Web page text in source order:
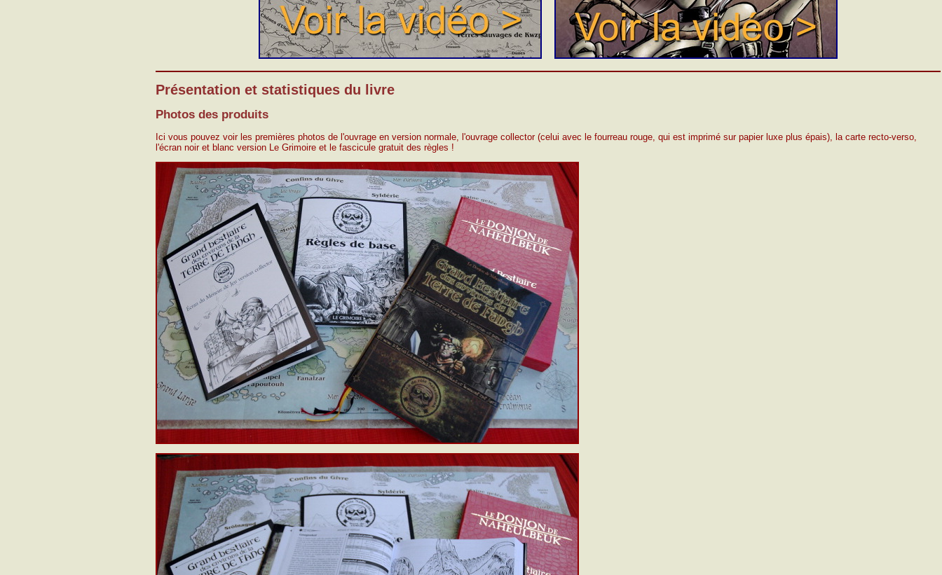
Présentation et statistiques du livre
Photos des produits
Ici vous pouvez voir les premières photos de l'ouvrage en version normale, l'ouvrage collector (celui avec le fourreau rouge, qui est imprimé sur papier luxe plus épais), la carte recto-verso,
l'écran noir et blanc version Le Grimoire et le fascicule gratuit des règles !